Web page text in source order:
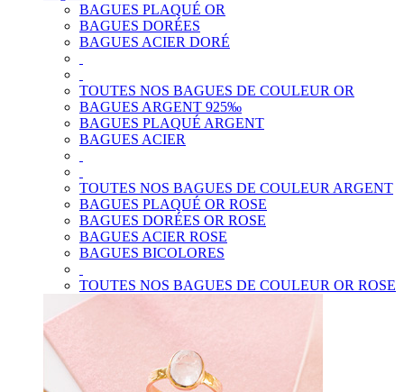
BAGUES PLAQUÉ OR
BAGUES DORÉES
BAGUES ACIER DORÉ
TOUTES NOS BAGUES DE COULEUR OR
BAGUES ARGENT 925‰
BAGUES PLAQUÉ ARGENT
BAGUES ACIER
TOUTES NOS BAGUES DE COULEUR ARGENT
BAGUES PLAQUÉ OR ROSE
BAGUES DORÉES OR ROSE
BAGUES ACIER ROSE
BAGUES BICOLORES
TOUTES NOS BAGUES DE COULEUR OR ROSE